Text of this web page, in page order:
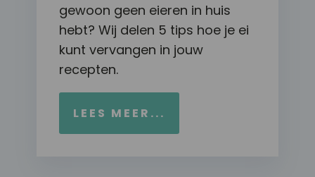
gewoon geen eieren in huis
hebt? Wij delen 5 tips hoe je ei
kunt vervangen in jouw
recepten.
LEES MEER...